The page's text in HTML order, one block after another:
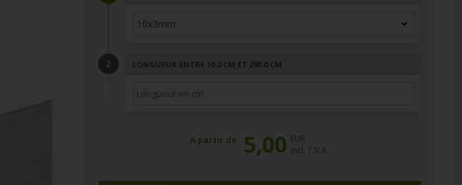
LONGUEUR ENTRE 10.0 CM ET 290.0 CM
A partir de 5,00 EUR
incl. T.V.A.